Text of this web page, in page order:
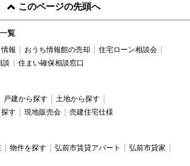
このページの先頭へ
覧
報 おうち情報館の売却
住宅ローン相談会
談 住まい確保相談窓口
戸建から探す
土地から探す
す
現地販売会 売建住宅仕様
物件を探す 弘前市賃貸アパート
弘前市貸家